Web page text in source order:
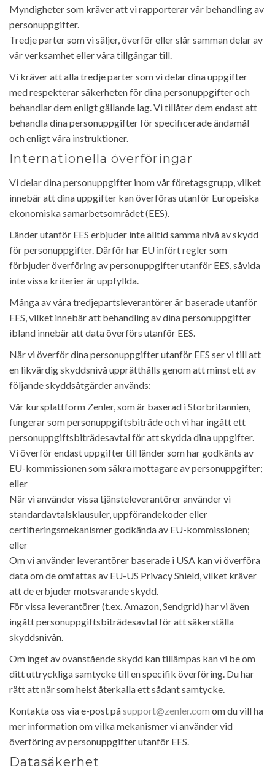
Myndigheter som kräver att vi rapporterar vår behandling av
personuppgifter.
Tredje parter som vi säljer, överför eller slår samman delar av
vår verksamhet eller våra tillgångar till.
Vi kräver att alla tredje parter som vi delar dina uppgifter
med respekterar säkerheten för dina personuppgifter och
behandlar dem enligt gällande lag. Vi tillåter dem endast att
behandla dina personuppgifter för specificerade ändamål
och enligt våra instruktioner.
Internationella överföringar
Vi delar dina personuppgifter inom vår företagsgrupp, vilket
innebär att dina uppgifter kan överföras utanför Europeiska
ekonomiska samarbetsområdet (EES).
Länder utanför EES erbjuder inte alltid samma nivå av skydd
för personuppgifter. Därför har EU infört regler som
förbjuder överföring av personuppgifter utanför EES, såvida
inte vissa kriterier är uppfyllda.
Många av våra tredjepartsleverantörer är baserade utanför
EES, vilket innebär att behandling av dina personuppgifter
ibland innebär att data överförs utanför EES.
När vi överför dina personuppgifter utanför EES ser vi till att
en likvärdig skyddsnivå upprätthålls genom att minst ett av
följande skyddsåtgärder används:
Vår kursplattform Zenler, som är baserad i Storbritannien,
fungerar som personuppgiftsbiträde och vi har ingått ett
personuppgiftsbiträdesavtal för att skydda dina uppgifter.
Vi överför endast uppgifter till länder som har godkänts av
EU-kommissionen som säkra mottagare av personuppgifter;
eller
När vi använder vissa tjänsteleverantörer använder vi
standardavtalsklausuler, uppförandekoder eller
certifieringsmekanismer godkända av EU-kommissionen;
eller
Om vi använder leverantörer baserade i USA kan vi överföra
data om de omfattas av EU-US Privacy Shield, vilket kräver
att de erbjuder motsvarande skydd.
För vissa leverantörer (t.ex. Amazon, Sendgrid) har vi även
ingått personuppgiftsbiträdesavtal för att säkerställa
skyddsnivån.
Om inget av ovanstående skydd kan tillämpas kan vi be om
ditt uttryckliga samtycke till en specifik överföring. Du har
rätt att när som helst återkalla ett sådant samtycke.
Kontakta oss via e-post påsupport@zenler.com om du vill ha
mer information om vilka mekanismer vi använder vid
överföring av personuppgifter utanför EES.
Datasäkerhet